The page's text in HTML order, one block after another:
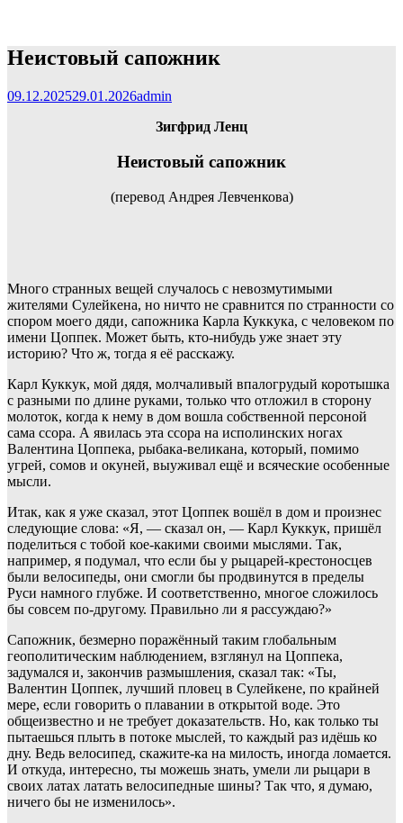
Неистовый сапожник
09.12.202529.01.2026admin
Зигфрид Ленц
Неистовый сапожник
(перевод Андрея Левченкова)
Много странных вещей случалось с невозмутимыми
жителями Сулейкена, но ничто не сравнится по странности со
спором моего дяди, сапожника Карла Куккука, с человеком по
имени Цоппек. Может быть, кто-нибудь уже знает эту
историю? Что ж, тогда я её расскажу.
Карл Куккук, мой дядя, молчаливый впалогрудый коротышка
с разными по длине руками, только что отложил в сторону
молоток, когда к нему в дом вошла собственной персоной
сама ссора. А явилась эта ссора на исполинских ногах
Валентина Цоппека, рыбака-великана, который, помимо
угрей, сомов и окуней, выуживал ещё и всяческие особенные
мысли.
Итак, как я уже сказал, этот Цоппек вошёл в дом и произнес
следующие слова: «Я, — сказал он, — Карл Куккук, пришёл
поделиться с тобой кое-какими своими мыслями. Так,
например, я подумал, что если бы у рыцарей-крестоносцев
были велосипеды, они смогли бы продвинутся в пределы
Руси намного глубже. И соответственно, многое сложилось
бы совсем по-другому. Правильно ли я рассуждаю?»
Сапожник, безмерно поражённый таким глобальным
геополитическим наблюдением, взглянул на Цоппека,
задумался и, закончив размышления, сказал так: «Ты,
Валентин Цоппек, лучший пловец в Сулейкене, по крайней
мере, если говорить о плавании в открытой воде. Это
общеизвестно и не требует доказательств. Но, как только ты
пытаешься плыть в потоке мыслей, то каждый раз идёшь ко
дну. Ведь велосипед, скажите-ка на милость, иногда ломается.
И откуда, интересно, ты можешь знать, умели ли рыцари в
своих латах латать велосипедные шины? Так что, я думаю,
ничего бы не изменилось».